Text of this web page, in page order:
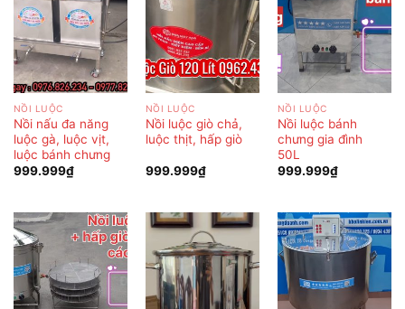
NỒI LUỘC
Nồi nấu đa năng
luộc gà, luộc vịt,
luộc bánh chưng
999.999₫
NỒI LUỘC
Nồi luộc giò chả,
luộc thịt, hấp giò
999.999₫
NỒI LUỘC
Nồi luộc bánh
chưng gia đình
50L
999.999₫